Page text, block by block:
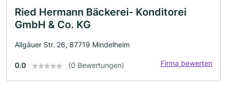
Ried Hermann Bäckerei- Konditorei
GmbH & Co. KG
Allgäuer Str. 26, 87719 Mindelheim
0.0 (0 Bewertungen) Firma bewerten